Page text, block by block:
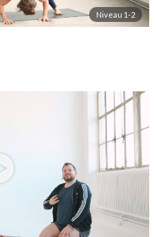
Niveau 1-2